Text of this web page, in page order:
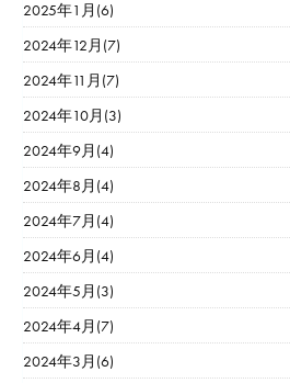
2025年1月(6)
2024年12月(7)
2024年11月(7)
2024年10月(3)
2024年9月(4)
2024年8月(4)
2024年7月(4)
2024年6月(4)
2024年5月(3)
2024年4月(7)
2024年3月(6)